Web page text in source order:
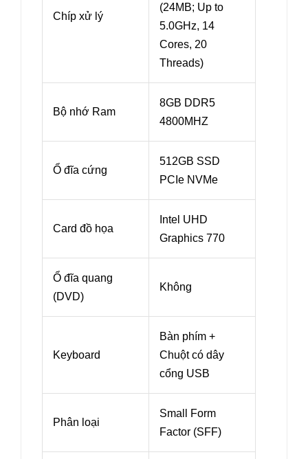
Chíp xử lý
(24MB; Up to
5.0GHz, 14
Cores, 20
Threads)
Bộ nhớ Ram
8GB DDR5
4800MHZ
Ổ đĩa cứng
512GB SSD
PCIe NVMe
Card đồ họa
Intel UHD
Graphics 770
Ổ đĩa quang
(DVD)
Không
Keyboard
Bàn phím +
Chuột có dây
cổng USB
Phân loại
Small Form
Factor (SFF)